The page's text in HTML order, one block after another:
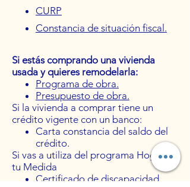
CURP
Constancia de situación fiscal.
Si estás comprando una vivienda
usada y quieres remodelarla:
Programa de obra.
Presupuesto de obra.
Si la vivienda a comprar tiene un
crédito vigente con un banco:
Carta constancia del saldo del
crédito.
Si vas a utiliza del programa Hogar a
tu Medida
Certificado de discapacidad.